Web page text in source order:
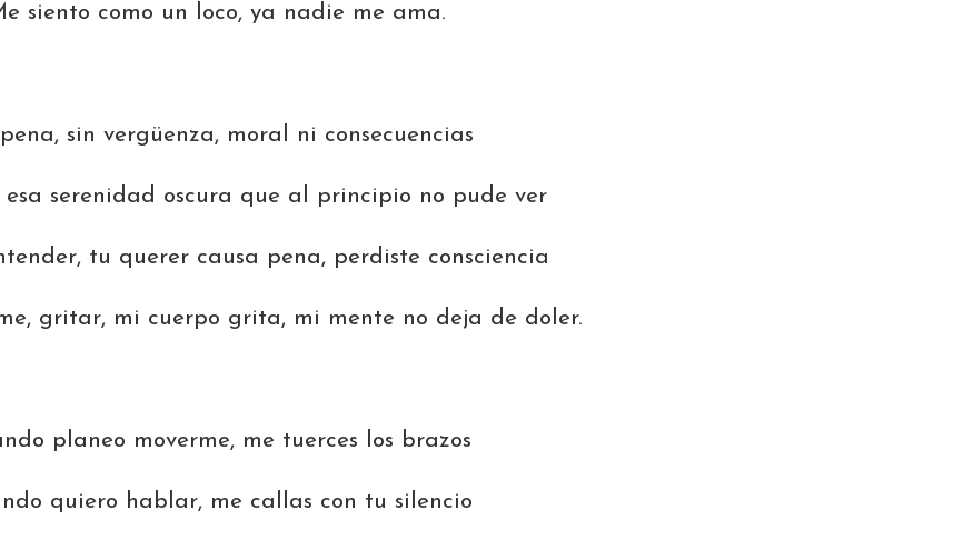
siento como un loco, ya nadie me ama.
sin vergüenza, moral ni consecuencias
esa serenidad oscura que al principio no pude ver
tu querer causa pena, perdiste consciencia
gritar, mi cuerpo grita, mi mente no deja de doler.
planeo moverme, me tuerces los brazos
quiero hablar, me callas con tu silencio